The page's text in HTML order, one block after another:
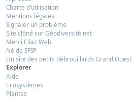
Charte d’utilisation
Mentions légales
Signaler un problème
Site clôné sur Géodiversité.net
Merci Eliaz Web
Né de SPIP
Un site des petits débrouillards Grand Ouest
Explorer
Aide
Ecosystèmes
Plantes